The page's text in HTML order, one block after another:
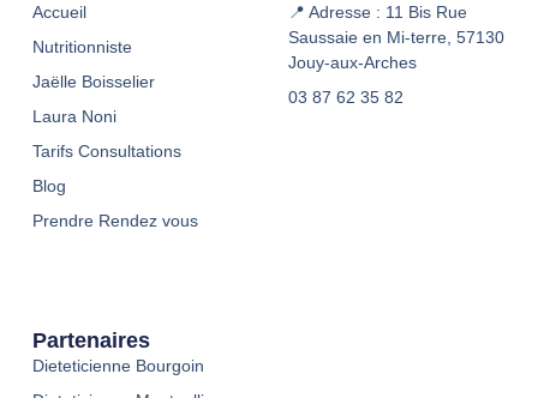
Accueil
Nutritionniste
Jaëlle Boisselier
Laura Noni
Tarifs Consultations
Blog
Prendre Rendez vous
📍 Adresse : 11 Bis Rue
Saussaie en Mi-terre, 57130
Jouy-aux-Arches
03 87 62 35 82
Partenaires
Dieteticienne Bourgoin